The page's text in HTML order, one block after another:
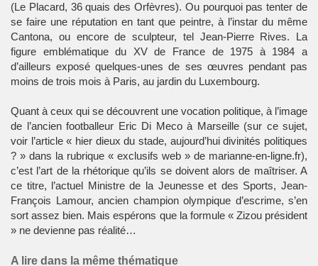
(Le Placard, 36 quais des Orfèvres). Ou pourquoi pas tenter de
se faire une réputation en tant que peintre, à l’instar du même
Cantona, ou encore de sculpteur, tel Jean-Pierre Rives. La
figure emblématique du XV de France de 1975 à 1984 a
d’ailleurs exposé quelques-unes de ses œuvres pendant pas
moins de trois mois à Paris, au jardin du Luxembourg.
Quant à ceux qui se découvrent une vocation politique, à l’image
de l’ancien footballeur Eric Di Meco à Marseille (sur ce sujet,
voir l’article « hier dieux du stade, aujourd’hui divinités politiques
? » dans la rubrique « exclusifs web » de marianne-en-ligne.fr),
c’est l’art de la rhétorique qu’ils se doivent alors de maîtriser. A
ce titre, l’actuel Ministre de la Jeunesse et des Sports, Jean-
François Lamour, ancien champion olympique d’escrime, s’en
sort assez bien. Mais espérons que la formule « Zizou président
» ne devienne pas réalité…
A lire dans la même thématique